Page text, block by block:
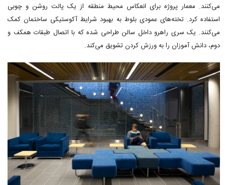
می‌کنند. معمار پروژه برای انعکاس محیط منطقه از یک پالت روشن و چوبی
استفاده کرد. تخته‌های عمودی بلوط به بهبود شرایط آکوستیکی ساختمان کمک
می‌کنند. یک سری راهرو داخل سالن طراحی شده که با اتصال طبقات همکف و
دوم، دانش آموزان را به ورزش کردن تشویق می‌کند.